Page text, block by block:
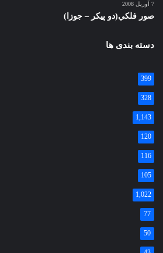
7 آوریل 2008
صور فلكي(دو پیکر – جوزا)
دسته بندی ها
399
328
1,143
120
116
105
1,022
77
50